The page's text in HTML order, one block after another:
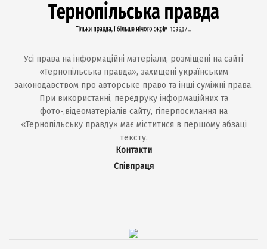
Усі права на інформаційні матеріали, розміщені на сайті
«Тернопільська правда», захищені українським
законодавством про авторське право та інші суміжні права.
При використанні, передруку інформаційних та
фото-,відеоматеріалів сайту, гіперпосилання на
«Тернопільську правду» має міститися в першому абзаці
тексту.
Контакти
Співпраця